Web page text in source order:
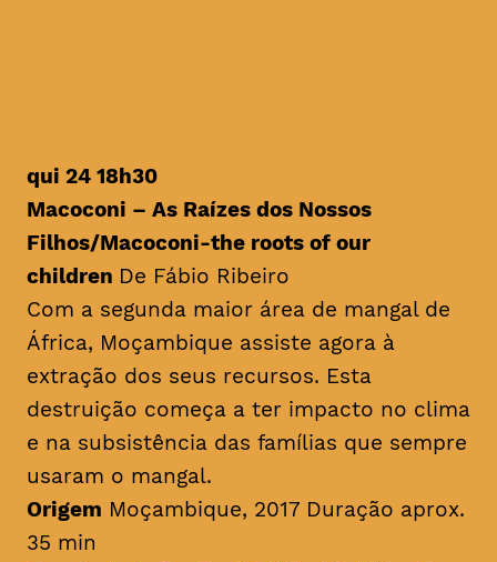
qui 24 18h30
Macoconi – As Raízes dos Nossos
Filhos/Macoconi-the roots of our
children De Fábio Ribeiro
Com a segunda maior área de mangal de
África, Moçambique assiste agora à
extração dos seus recursos. Esta
destruição começa a ter impacto no clima
e na subsistência das famílias que sempre
usaram o mangal.
Origem Moçambique, 2017 Duração aprox.
35 min